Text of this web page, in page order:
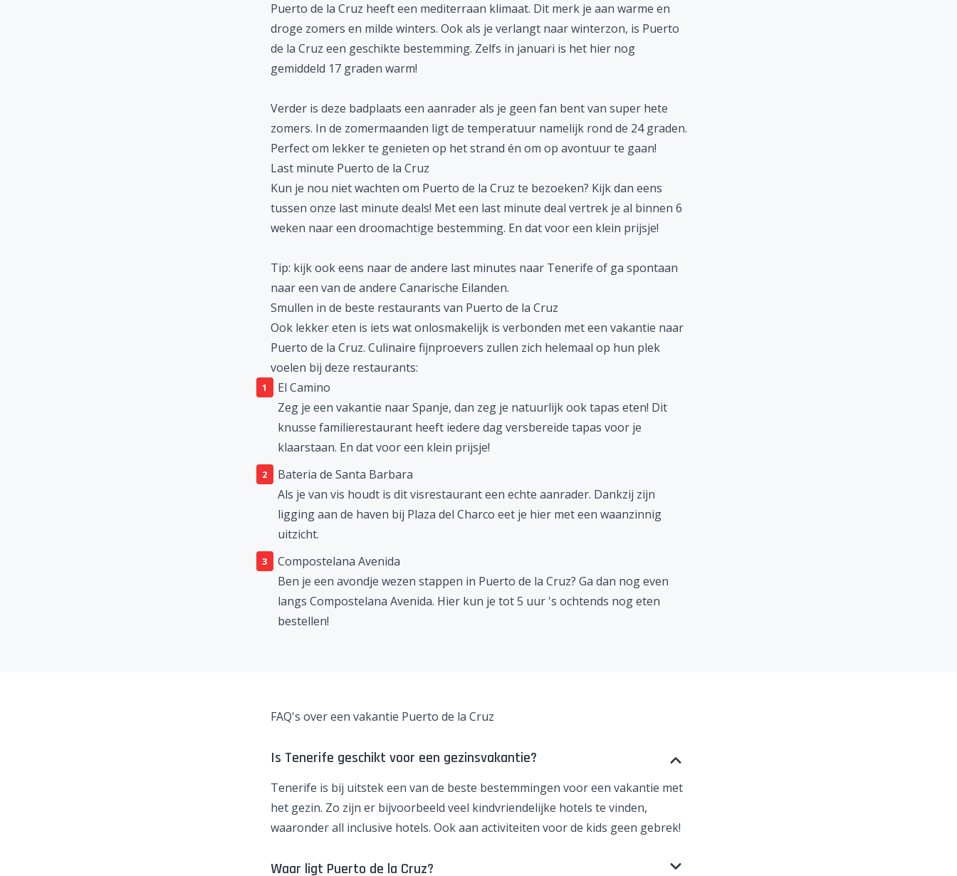
Puerto de la Cruz heeft een mediterraan klimaat. Dit merk je aan warme en
droge zomers en milde winters. Ook als je verlangt naarwinterzon, is Puerto
de la Cruz een geschikte bestemming. Zelfs in januari is het hier nog
gemiddeld 17 graden warm!
Verder is deze badplaats een aanrader als je geen fan bent van super hete
zomers. In de zomermaanden ligt de temperatuur namelijk rond de 24 graden.
Perfect om lekker te genieten op het strand én om op avontuur te gaan!
Last minute Puerto de la Cruz
Kun je nou niet wachten om Puerto de la Cruz te bezoeken? Kijk dan eens
tussen onze last minute deals! Met een last minute deal vertrek je al binnen 6
weken naar een droomachtige bestemming. En dat voor een klein prijsje!
Tip: kijk ook eens naar de andere last minutes naar Tenerife of ga spontaan
naar een van de andere Canarische Eilanden.
Smullen in de beste restaurants van Puerto de la Cruz
Ook lekker eten is iets wat onlosmakelijk is verbonden met een vakantie naar
Puerto de la Cruz. Culinaire fijnproevers zullen zich helemaal op hun plek
voelen bij deze restaurants:
El Camino
Zeg je een vakantie naar Spanje, dan zeg je natuurlijk ook tapas eten! Dit
knusse familierestaurant heeft iedere dag versbereide tapas voor je
klaarstaan. En dat voor een klein prijsje!
Bateria de Santa Barbara
Als je van vis houdt is dit visrestaurant een echte aanrader. Dankzij zijn
ligging aan de haven bij Plaza del Charco eet je hier met een waanzinnig
uitzicht.
Compostelana Avenida
Ben je een avondje wezen stappen in Puerto de la Cruz? Ga dan nog even
langs Compostelana Avenida. Hier kun je tot 5 uur 's ochtends nog eten
bestellen!
FAQ's over een vakantie Puerto de la Cruz
Is Tenerife geschikt voor een gezinsvakantie?
Tenerife is bij uitstek een van de beste bestemmingen voor een vakantie met
het gezin. Zo zijn er bijvoorbeeld veel kindvriendelijke hotels te vinden,
waaronderall inclusive hotels. Ook aan activiteiten voor de kids geen gebrek!
Waar ligt Puerto de la Cruz?